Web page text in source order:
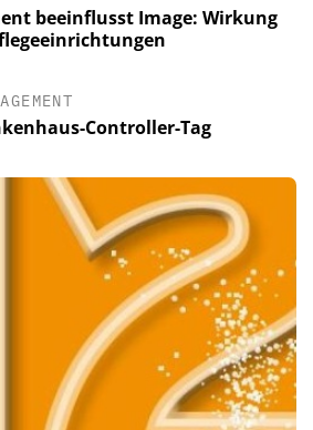
beeinflusst Image: Wirkung
Controller-Tag